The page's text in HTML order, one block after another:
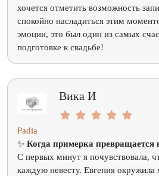
хочется отметить возможность
спокойно насладиться этим
эмоции, это был один из самых
подготовке к свадьбе!
Вика И
Padia
✨ Когда примерка превращается
С первых минут я почувствовала,
каждую невесту. Евгения